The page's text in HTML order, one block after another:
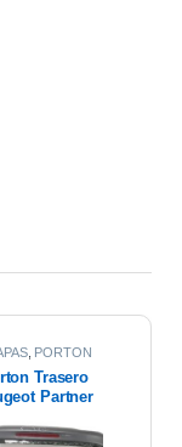
, PORTON
Trasero
Partner
2012